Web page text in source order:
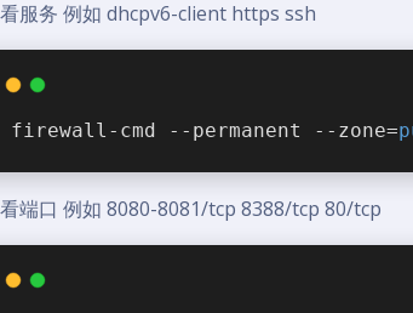
服务 例如 dhcpv6-client https ssh
firewall-cmd --permanent --zone=
端口 例如 8080-8081/tcp 8388/tcp 80/tcp